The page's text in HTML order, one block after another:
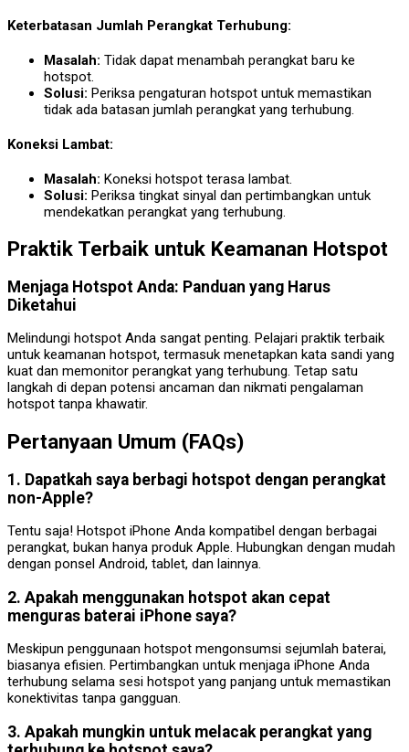
Keterbatasan Jumlah Perangkat Terhubung:
Masalah: Tidak dapat menambah perangkat baru ke
hotspot.
Solusi: Periksa pengaturan hotspot untuk memastikan
tidak ada batasan jumlah perangkat yang terhubung.
Koneksi Lambat:
Masalah: Koneksi hotspot terasa lambat.
Solusi: Periksa tingkat sinyal dan pertimbangkan untuk
mendekatkan perangkat yang terhubung.
Praktik Terbaik untuk Keamanan Hotspot
Menjaga Hotspot Anda: Panduan yang Harus
Diketahui
Melindungi hotspot Anda sangat penting. Pelajari praktik terbaik
untuk keamanan hotspot, termasuk menetapkan kata sandi yang
kuat dan memonitor perangkat yang terhubung. Tetap satu
langkah di depan potensi ancaman dan nikmati pengalaman
hotspot tanpa khawatir.
Pertanyaan Umum (FAQs)
1. Dapatkah saya berbagi hotspot dengan perangkat
non-Apple?
Tentu saja! Hotspot iPhone Anda kompatibel dengan berbagai
perangkat, bukan hanya produk Apple. Hubungkan dengan mudah
dengan ponsel Android, tablet, dan lainnya.
2. Apakah menggunakan hotspot akan cepat
menguras baterai iPhone saya?
Meskipun penggunaan hotspot mengonsumsi sejumlah baterai,
biasanya efisien. Pertimbangkan untuk menjaga iPhone Anda
terhubung selama sesi hotspot yang panjang untuk memastikan
konektivitas tanpa gangguan.
3. Apakah mungkin untuk melacak perangkat yang